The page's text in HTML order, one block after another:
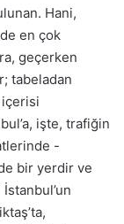
Hani,
en çok
geçerken
tabeladan
içerisi
işte, trafiğin
-
bir yerdir ve